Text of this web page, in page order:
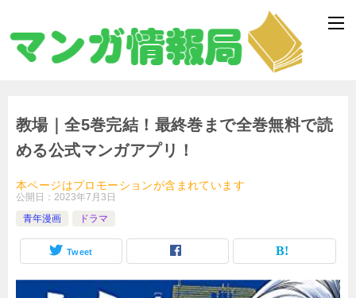
教場｜全5巻完結！最終巻まで全巻無料で読
める公式マンガアプリ！
本ページはプロモーションが含まれています
公開日： 2023年7月3日
青年漫画
ドラマ
Tweet